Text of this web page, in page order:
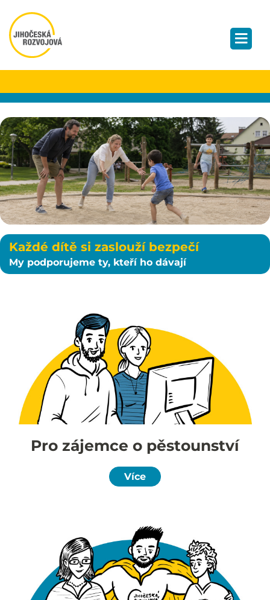
Každé dítě si zaslouží bezpečí
My podporujeme ty, kteří ho dávají
Pro zájemce o pěstounství
Více